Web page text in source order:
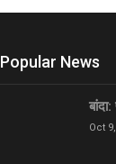
Popular News
Oct